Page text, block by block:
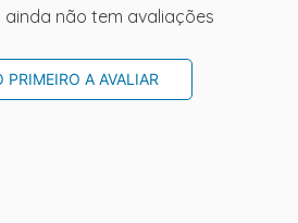
não tem avaliações
PRIMEIRO A AVALIAR